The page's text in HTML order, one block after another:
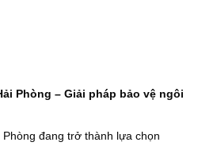
Phòng – Giải pháp bảo vệ ngôi
đang trở thành lựa chọn